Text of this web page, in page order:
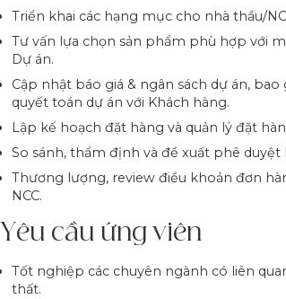
Triển khai các hạng mục cho nhà thầu/
Tư vấn lựa chọn sản phẩm phù hợp với
Dự án.
Cập nhật báo giá & ngân sách dự án,
quyết toán dự án với Khách hàng.
Lập kế hoạch đặt hàng và quản lý đặt
So sánh, thẩm định và đề xuất phê duyệt
Thương lượng, review điều khoản đơn
NCC.
Yêu cầu ứng viên
Tốt nghiệp các chuyên ngành có liên
thất.